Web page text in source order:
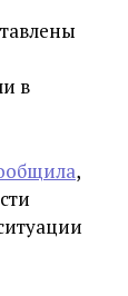
в
,